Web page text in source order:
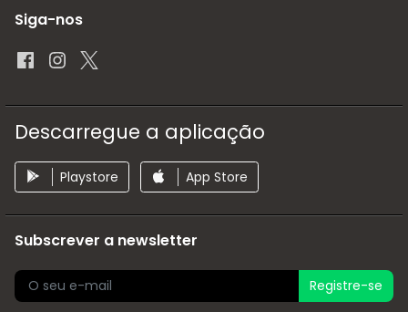
Siga-nos
Descarregue a aplicação
Playstore App Store
Subscrever a newsletter
Registre-se